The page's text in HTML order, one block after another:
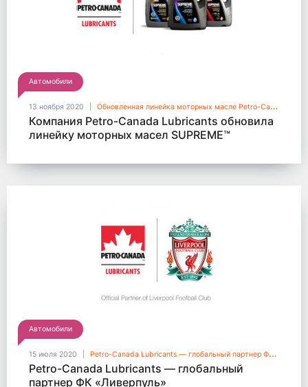
Автомобили
13 ноября 2020 Обновленная линейка моторных масле Petro-Canada Lubricants - SUPREME™
Компания Petro-Canada Lubricants обновила
линейку моторных масел SUPREME™
Автомобили
15 июля 2020 Petro-Canada Lubricants — глобальный партнер ФК «Ливерпуль»
Petro-Canada Lubricants — глобальный
партнер ФК «Ливерпуль»